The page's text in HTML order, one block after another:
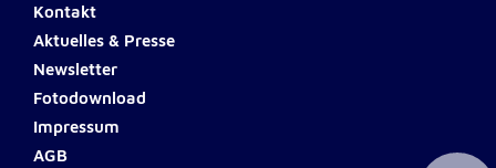
Kontakt
Aktuelles & Presse
Newsletter
Fotodownload
Impressum
AGB
6 Monate